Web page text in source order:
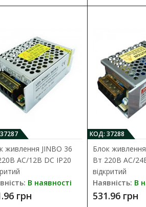
IP20 відкритий
(15325) призначений для..
живлення JINBO 36
AC/12В DC IP20
В наявності
грн
КОД: 37288
Блок
Вт 220В AC/
відкритий
Наявність: В
531.96 грн